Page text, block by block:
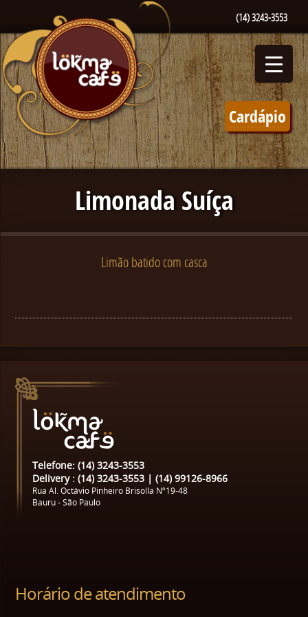
(14) 3243-3553
Cardápio
Limonada Suíça
Limão batido com casca
Telefone: (14) 3243-3553
Delivery : (14) 3243-3553 | (14) 99126-8966
Rua Al. Octávio Pinheiro Brisolla Nº19-48
Bauru - São Paulo
Horário de atendimento